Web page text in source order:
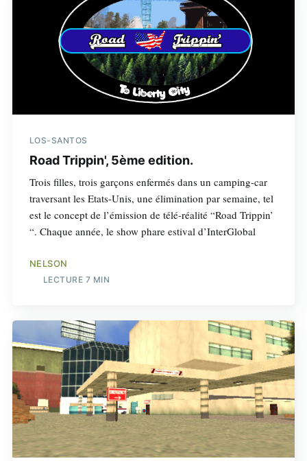
LOS-SANTOS
Road Trippin', 5ème edition.
Trois filles, trois garçons enfermés dans un camping-car
traversant les Etats-Unis, une élimination par semaine, tel
est le concept de l’émission de télé-réalité “Road Trippin’
“. Chaque année, le show phare estival d’InterGlobal
NELSON
LECTURE 7 MIN